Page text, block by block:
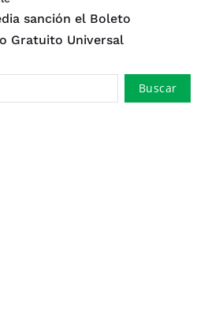
sanción el Boleto
Gratuito Universal